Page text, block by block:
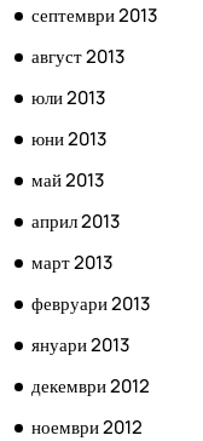
септември 2013
август 2013
юли 2013
юни 2013
май 2013
април 2013
март 2013
февруари 2013
януари 2013
декември 2012
ноември 2012